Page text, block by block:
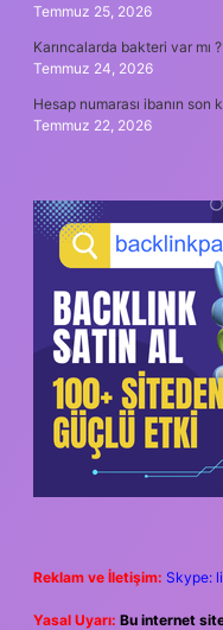
Temmuz 25, 2026
Karıncalarda bakteri var mı ?
Temmuz 24, 2026
Hesap numarası ibanın
Temmuz 22, 2026
Reklam ve İletişim: Skype:
Yasal Uyarı: Bu internet